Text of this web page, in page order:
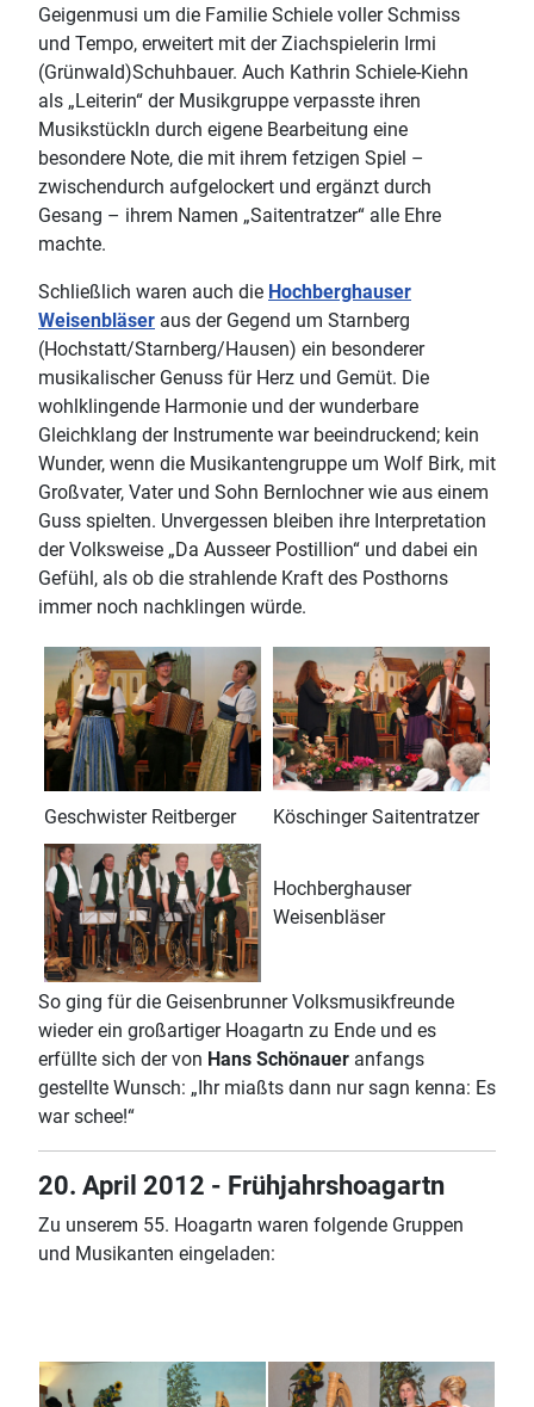
Geigenmusi um die Familie Schiele voller Schmiss
und Tempo, erweitert mit der Ziachspielerin Irmi
(Grünwald)Schuhbauer. Auch Kathrin Schiele-Kiehn
als „Leiterin“ der Musikgruppe verpasste ihren
Musikstückln durch eigene Bearbeitung eine
besondere Note, die mit ihrem fetzigen Spiel –
zwischendurch aufgelockert und ergänzt durch
Gesang – ihrem Namen „Saitentratzer“ alle Ehre
machte.
Schließlich waren auch die Hochberghauser
Weisenbläser aus der Gegend um Starnberg
(Hochstatt/Starnberg/Hausen) ein besonderer
musikalischer Genuss für Herz und Gemüt. Die
wohlklingende Harmonie und der wunderbare
Gleichklang der Instrumente war beeindruckend; kein
Wunder, wenn die Musikantengruppe um Wolf Birk, mit
Großvater, Vater und Sohn Bernlochner wie aus einem
Guss spielten. Unvergessen bleiben ihre Interpretation
der Volksweise „Da Ausseer Postillion“ und dabei ein
Gefühl, als ob die strahlende Kraft des Posthorns
immer noch nachklingen würde.
Geschwister Reitberger Köschinger Saitentratzer
Hochberghauser
Weisenbläser
So ging für die Geisenbrunner Volksmusikfreunde
wieder ein großartiger Hoagartn zu Ende und es
erfüllte sich der von Hans Schönauer anfangs
gestellte Wunsch: „Ihr miaßts dann nur sagn kenna: Es
war schee!“
20. April 2012 - Frühjahrshoagartn
Zu unserem 55. Hoagartn waren folgende Gruppen
und Musikanten eingeladen: